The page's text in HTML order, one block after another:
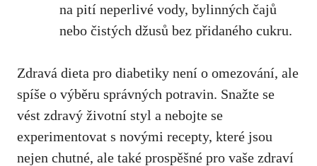
na pití neperlivé vody, bylinných čajů
nebo čistých džusů bez‍ přidaného ‌cukru.
Zdravá ⁣dieta pro diabetiky není‌ o‍ omezování, ale
spíše o výběru správných potravin. Snažte se
vést zdravý​ životní styl a nebojte se
experimentovat s novými⁤ recepty,‌ které jsou
nejen chutné, ale ⁤také prospěšné pro vaše zdraví